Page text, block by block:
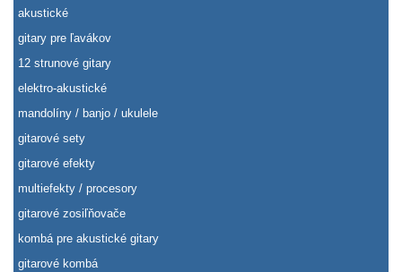
akustické
gitary pre ľavákov
12 strunové gitary
elektro-akustické
mandolíny / banjo / ukulele
gitarové sety
gitarové efekty
multiefekty / procesory
gitarové zosiľňovače
kombá pre akustické gitary
gitarové kombá